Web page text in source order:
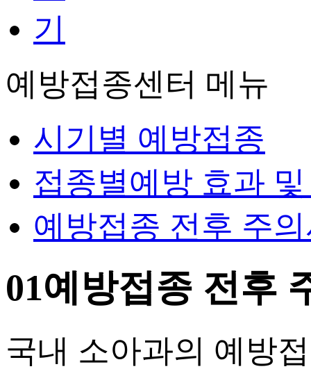
예방접종센터 메뉴
시기별 예방접종
접종별예방 효과
예방접종 전후 주
01예방접종 전후
국내 소아과의 예방